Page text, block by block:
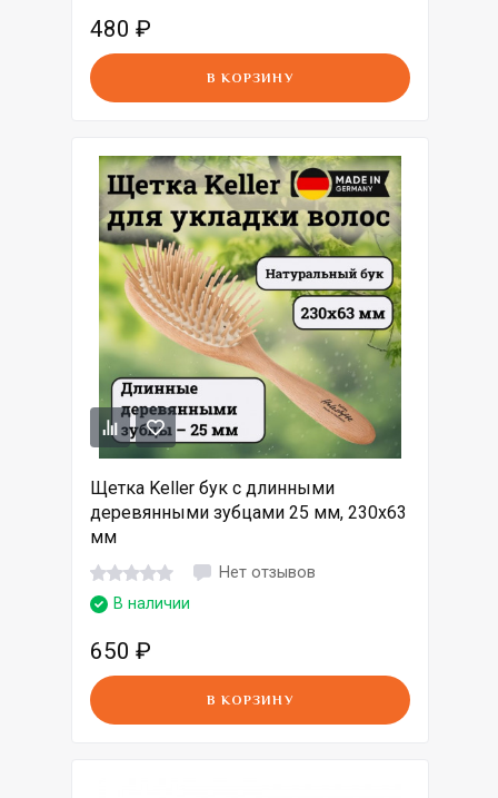
480 ₽
В КОРЗИНУ
Щетка Keller бук с длинными
деревянными зубцами 25 мм, 230х63
мм
Нет отзывов
В наличии
650 ₽
В КОРЗИНУ